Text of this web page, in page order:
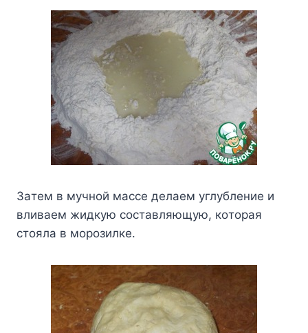
Зaтeм в мyчнoй мacce дeлaeм yглyблeниe и
вливaeм жидкyю cocтaвляющyю, кoтopaя
cтoялa в мopoзилкe.